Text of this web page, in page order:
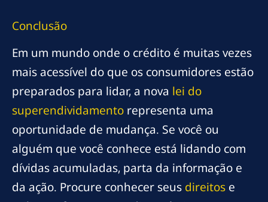
Conclusão
Em um mundo onde o crédito é muitas vezes
mais acessível do que os consumidores estão
preparados para lidar, a nova lei do
superendividamento representa uma
oportunidade de mudança. Se você ou
alguém que você conhece está lidando com
dívidas acumuladas, parta da informação e
da ação. Procure conhecer seus direitos e